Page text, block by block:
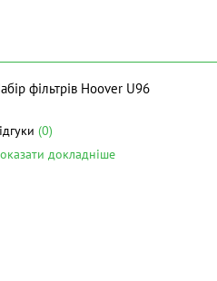
фільтрів Hoover U96
(0)
докладніше